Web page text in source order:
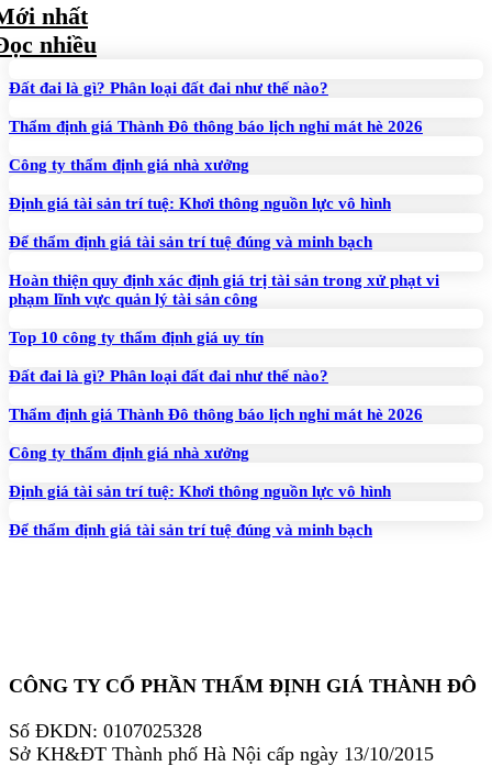
nhất
nhiều
Đất đai là gì? Phân loại đất đai như thế nào?
Thẩm định giá Thành Đô thông báo lịch nghỉ mát hè 2026
Công ty thẩm định giá nhà xưởng
Định giá tài sản trí tuệ: Khơi thông nguồn lực vô hình
Để thẩm định giá tài sản trí tuệ đúng và minh bạch
Hoàn thiện quy định xác định giá trị tài sản trong xử phạt vi
phạm lĩnh vực quản lý tài sản công
Top 10 công ty thẩm định giá uy tín
Đất đai là gì? Phân loại đất đai như thế nào?
Thẩm định giá Thành Đô thông báo lịch nghỉ mát hè 2026
Công ty thẩm định giá nhà xưởng
Định giá tài sản trí tuệ: Khơi thông nguồn lực vô hình
Để thẩm định giá tài sản trí tuệ đúng và minh bạch
CÔNG TY CỔ PHẦN THẨM ĐỊNH GIÁ THÀNH ĐÔ
Số ĐKDN: 0107025328
Sở KH&ĐT Thành phố Hà Nội cấp ngày 13/10/2015